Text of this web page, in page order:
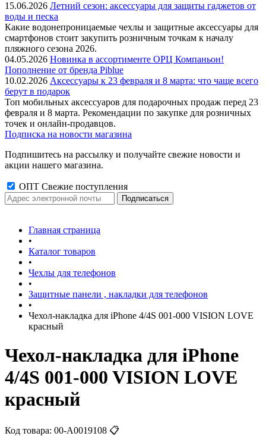
15.06.2026 Летний сезон: аксессуары для защиты гаджетов от
воды и песка
Какие водонепроницаемые чехлы и защитные аксессуары для
смартфонов стоит закупить розничным точкам к началу
пляжного сезона 2026.
04.05.2026 Новинка в ассортименте OРЦ Компаньон!
Пополнение от бренда Piblue
10.02.2026 Аксессуары к 23 февраля и 8 марта: что чаще всего
берут в подарок
Топ мобильных аксессуаров для подарочных продаж перед 23
февраля и 8 марта. Рекомендации по закупке для розничных
точек и онлайн-продавцов.
Подписка на новости магазина
Подпишитесь на рассылку и получайте свежие новости и
акции нашего магазина.
ОПТ Свежие поступления
Главная страница
•
Каталог товаров
•
Чехлы для телефонов
•
Защитные панели , накладки для телефонов
•
Чехол-накладка для iPhone 4/4S 001-000 VISION LOVE
красный
Чехол-накладка для iPhone
4/4S 001-000 VISION LOVE
красный
Код товара: 00-А0019108 📋